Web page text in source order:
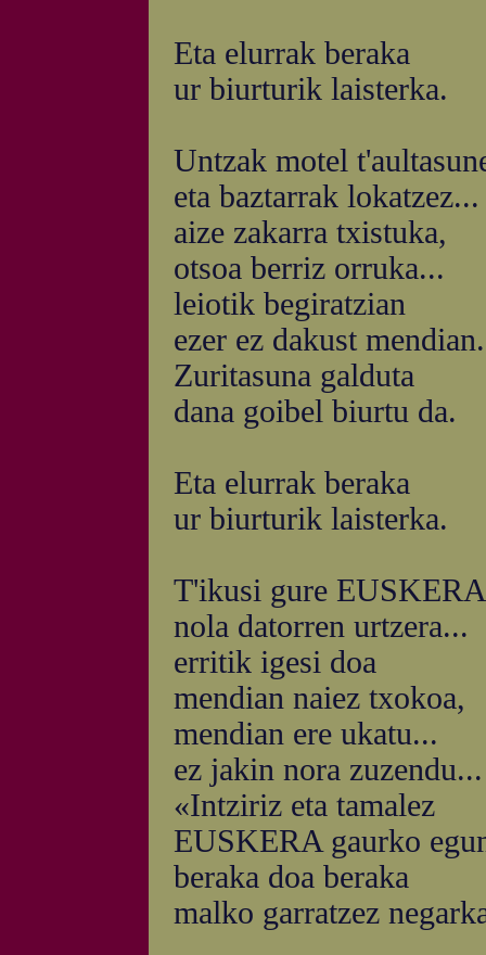
Eta elurrak beraka
ur biurturik laisterka.
Untzak motel
eta baztarrak lokatzez...
aize zakarra txistuka,
otsoa berriz orruka...
leiotik begiratzian
ezer ez dakust mendian.
Zuritasuna galduta
dana goibel biurtu da.
Eta elurrak beraka
ur biurturik laisterka.
T'ikusi gure EUSKERA
nola datorren urtzera...
erritik igesi doa
mendian naiez txokoa,
mendian ere ukatu...
ez jakin nora zuzendu...
«Intziriz eta tamalez
EUSKERA gaurko
beraka doa beraka
malko garratzez